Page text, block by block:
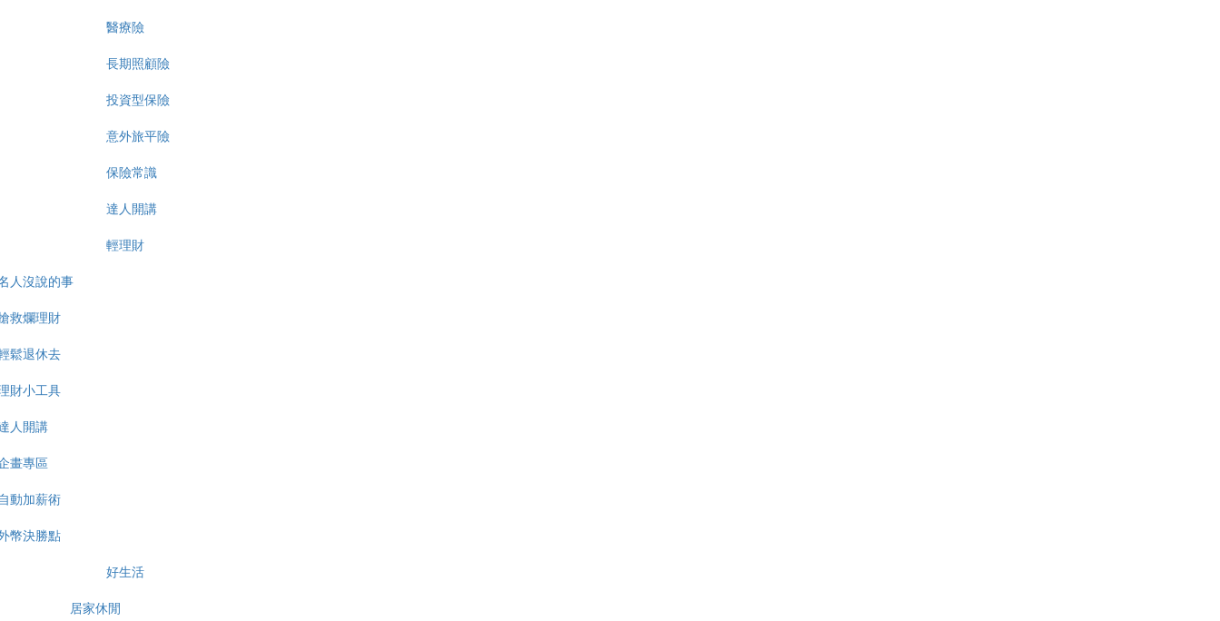
醫療險
長期照顧險
投資型保險
意外旅平險
保險常識
達人開講
輕理財
人沒說的事
救爛理財
鬆退休去
財小工具
人開講
畫專區
動加薪術
幣決勝點
好生活
居家休閒